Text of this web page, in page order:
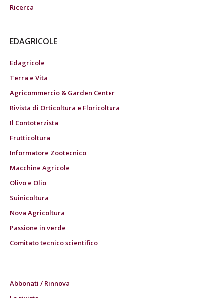
Ricerca
EDAGRICOLE
Edagricole
Terra e Vita
Agricommercio & Garden Center
Rivista di Orticoltura e Floricoltura
Il Contoterzista
Frutticoltura
Informatore Zootecnico
Macchine Agricole
Olivo e Olio
Suinicoltura
Nova Agricoltura
Passione in verde
Comitato tecnico scientifico
Abbonati / Rinnova